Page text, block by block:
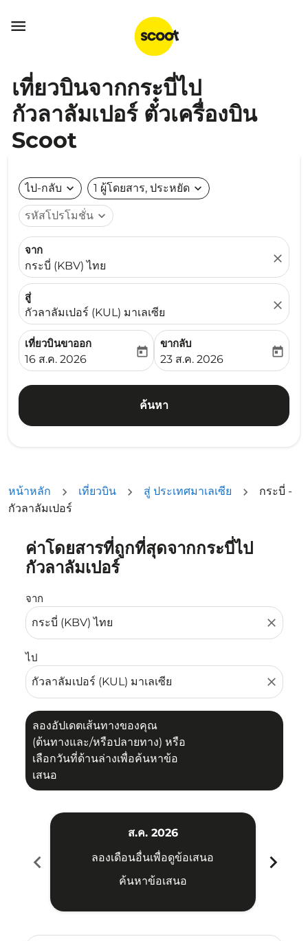

เที่ยวบินจากกระบี่ไป
กัวลาลัมเปอร์ ตั๋วเครื่องบิน
Scoot
ไป-กลับ expand_more 1 ผู้โดยสาร, ประหยัด expand_more
รหัสโปรโมชั่น expand_more
จาก
กระบี่ (KBV) ไทย
close
สู่
กัวลาลัมเปอร์ (KUL) มาเลเซีย
close
เที่ยวบินขาออก
fc-booking-departure-date-aria-label
16 ส.ค. 2026
today
ขากลับ
fc-booking-return-date-
23 ส.ค. 2026
today
ค้นหา
หน้าหลัก เที่ยวบิน สู่ ประเทศมาเลเซีย
กระบี่ -
กัวลาลัมเปอร์
ค่าโดยสารที่ถูกที่สุดจากกระบี่ไป
กัวลาลัมเปอร์
จาก
close
ไป
close
ลองอัปเดตเส้นทางของคุณ
(ต้นทางและ/หรือปลายทาง) หรือ
เลือกวันที่ด้านล่างเพื่อค้นหาข้อ
เสนอ
ลองอัปเดตเส้นทางของคุณ (ต้นทางและ/หรือปลายทาง) หรื
chevron_left
ส.ค. 2026
ลองเดือนอื่นเพื่อดูข้อเสนอ
ค้นหาข้อเสนอ
chevron_right